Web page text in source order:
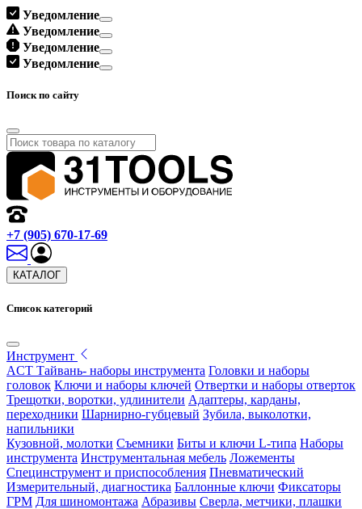
Уведомление
Уведомление
Уведомление
Уведомление
Поиск по сайту
+7 (905) 670-17-69
КАТАЛОГ
Список категорий
Инструмент
ACT Тайвань- наборы инструмента Головки и наборы
головок Ключи и наборы ключей Отвертки и наборы отверток
Трещотки, воротки, удлинители Адаптеры, карданы,
переходники Шарнирно-губцевый Зубила, выколотки,
напильники
Кузовной, молотки Съемники Биты и ключи L-типа Наборы
инструмента Инструментальная мебель Ложементы
Специнструмент и приспособления Пневматический
Измерительный, диагностика Баллонные ключи Фиксаторы
ГРМ Для шиномонтажа Абразивы Сверла, метчики, плашки